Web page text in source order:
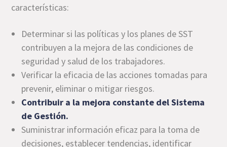
características:
Determinar si las políticas y los planes de SST
contribuyen a la mejora de las condiciones de
seguridad y salud de los trabajadores.
Verificar la eficacia de las acciones tomadas para
prevenir, eliminar o mitigar riesgos.
Contribuir a la mejora constante del Sistema
de Gestión.
Suministrar información eficaz para la toma de
decisiones, establecer tendencias, identificar